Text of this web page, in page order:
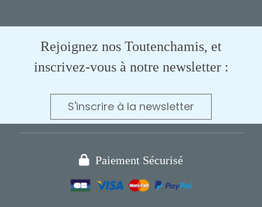
Rejoignez nos Toutenchamis, et
inscrivez-vous à notre newsletter :
S'inscrire à la newsletter
 Paiement Sécurisé